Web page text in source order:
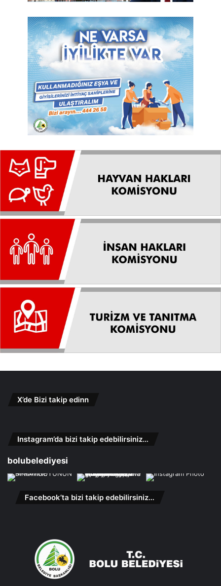
X’de Bizi takip edinn
Instagram’da bizi takip edebilirsiniz…
bolubelediyesi
Facebook’ta bizi takip edebilirsiniz…